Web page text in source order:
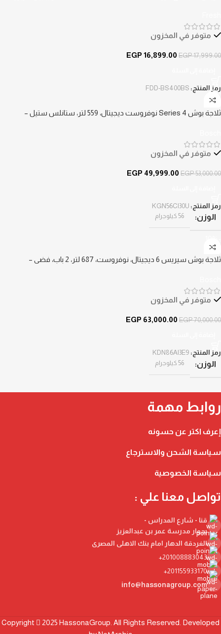
متوفر في المخزون
EGP17,999.00
EGP 16,899.00
رمز المنتج: FDD-BS400BS -6%
ثلاجة بوش Series 4 نوفروست ديجيتال، 559 لتر، ستانلس ستيل –
متوفر في المخزون
EGP53,000.00
EGP 49,999.00
رمز المنتج: KGN56CI30U
الوزن 56 كيلوجرام
ثلاجة بوش سيريس 6 ديجيتال، نوفروست، 687 لتر، 2 باب، فضي –
متوفر في المخزون
EGP70,000.00
EGP 63,000.00
رمز المنتج: KDN86AI3E9
الوزن 56 كيلوجرام
روابط مهمة
إعرف اكتر عن حسونه
سياسة الشحن والاسترجاع
سياسة الخصوصية
تواصل معنا علي :
قنا - شارع المدراس -
بجوار مدرسة عمر بن عبدالعزيز
الغردقة الدهار امام بنك الاهلى المصرى
201008883043+
201155933170+
info@hassonagroup.com
Copyright
2025 HassonaGroup. All Rights Reserved. Developed